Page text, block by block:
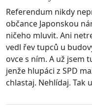
Referendum nikdy
občance Japonskou
ničeho mluvit. Ani
vedl řev tupců u
ovce s ním. A už jsem
jenže hlupáci z SPD
chlastaj. Nehlídaj. Tak